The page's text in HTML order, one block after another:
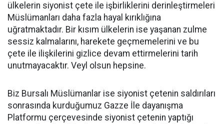
ülkelerin siyonist çete ile işbirliklerini derinleştirmeleri
Müslümanları daha fazla hayal kırıklığına
uğratmaktadır. Bir kısım ülkelerin ise yaşanan zulme
sessiz kalmalarını, harekete geçmemelerini ve bu
çete ile ilişkilerini gizlice devam ettirmelerini tarih
unutmayacaktır. Veyl olsun hepsine.
Biz Bursalı Müslümanlar ise siyonist çetenin saldırıları
sonrasında kurduğumuz Gazze İle dayanışma
Platformu çerçevesinde siyonist çetenin yaptığı